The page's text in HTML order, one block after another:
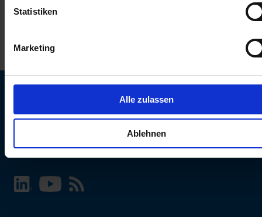
Statistiken
Marketing
Alle zulassen
Ablehnen
SCHURTER Webseite und Sprache wählen
INTERNATIONAL - Deutsch